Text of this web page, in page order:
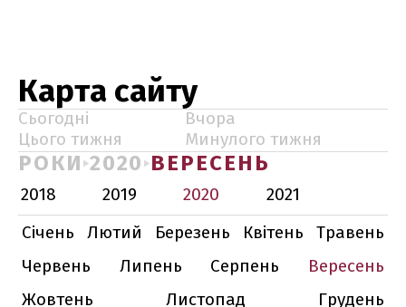
Карта сайту
Сьогодні
Вчора
Цього тижня
Минулого тижня
РОКИ 2020 ВЕРЕСЕНЬ
2018 2019 2020
2021
Січень
Лютий Березень Квітень
Травень
Червень
Липень Серпень
Вересень
Жовтень
Листопад
Грудень